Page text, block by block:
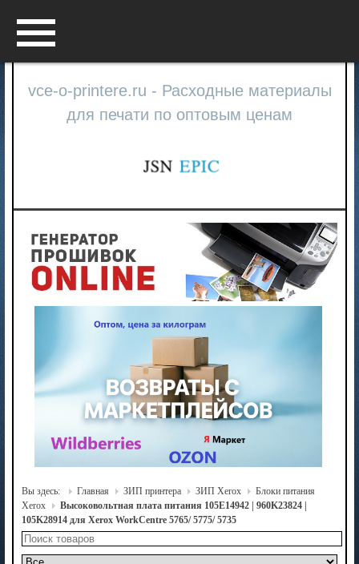
vce-o-printere.ru - Расходные материалы
для печати по оптовым ценам
Вы здесь: Главная ЗИП принтера ЗИП Xerox
Блоки питания
Xerox
Высоковольтная плата питания 105E14942 | 960K23824 |
105K28914 для Xerox WorkCentre 5765/ 5775/ 5735